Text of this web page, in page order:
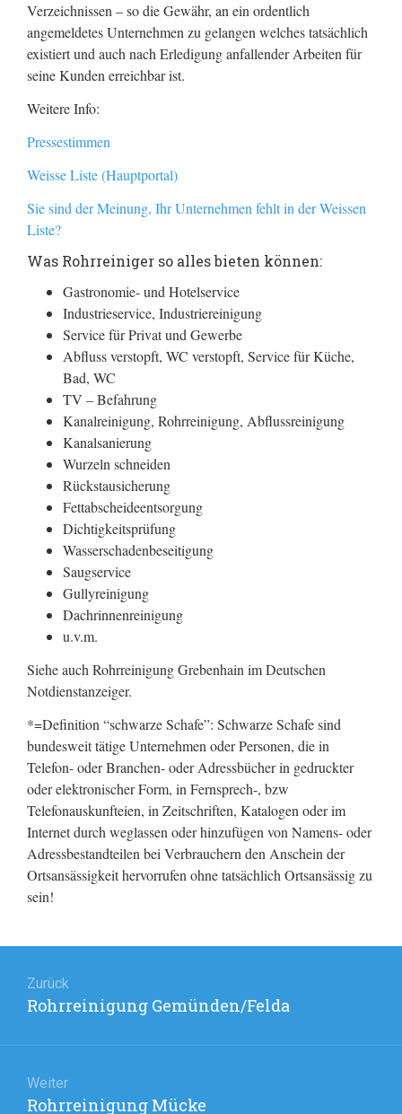
Verzeichnissen – so die Gewähr, an ein ordentlich
angemeldetes Unternehmen zu gelangen welches tatsächlich
existiert und auch nach Erledigung anfallender Arbeiten für
seine Kunden erreichbar ist.
Weitere Info:
Pressestimmen
Weisse Liste (Hauptportal)
Sie sind der Meinung, Ihr Unternehmen fehlt in der Weissen
Liste?
Was Rohrreiniger so alles bieten können:
Gastronomie- und Hotelservice
Industrieservice, Industriereinigung
Service für Privat und Gewerbe
Abfluss verstopft, WC verstopft, Service für Küche,
Bad, WC
TV – Befahrung
Kanalreinigung, Rohrreinigung, Abflussreinigung
Kanalsanierung
Wurzeln schneiden
Rückstausicherung
Fettabscheideentsorgung
Dichtigkeitsprüfung
Wasserschadenbeseitigung
Saugservice
Gullyreinigung
Dachrinnenreinigung
u.v.m.
Siehe auch Rohrreinigung Grebenhain im Deutschen
Notdienstanzeiger.
*=Definition “schwarze Schafe”: Schwarze Schafe sind
bundesweit tätige Unternehmen oder Personen, die in
Telefon- oder Branchen- oder Adressbücher in gedruckter
oder elektronischer Form, in Fernsprech-, bzw
Telefonauskunfteien, in Zeitschriften, Katalogen oder im
Internet durch weglassen oder hinzufügen von Namens- oder
Adressbestandteilen bei Verbrauchern den Anschein der
Ortsansässigkeit hervorrufen ohne tatsächlich Ortsansässig zu
sein!
Zurück
Vorheriger
Rohrreinigung Gemünden/Felda
Weiter
Nächster
Rohrreinigung Mücke